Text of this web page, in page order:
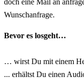
doch eine Mail an
Wunschanfrage.
Bevor es losgeht…
… wirst Du mit einem
... erhältst Du einen